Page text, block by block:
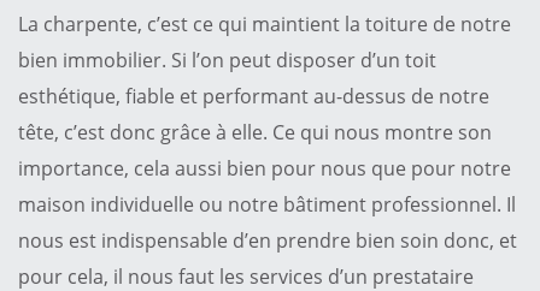
La charpente, c’est ce qui maintient la toiture de notre
bien immobilier. Si l’on peut disposer d’un toit
esthétique, fiable et performant au-dessus de notre
tête, c’est donc grâce à elle. Ce qui nous montre son
importance, cela aussi bien pour nous que pour notre
maison individuelle ou notre bâtiment professionnel. Il
nous est indispensable d’en prendre bien soin donc, et
pour cela, il nous faut les services d’un prestataire